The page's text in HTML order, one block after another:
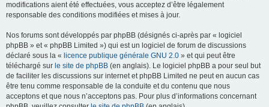
modifications aient été effectuées, vous acceptez d’être légalement
responsable des conditions modifiées et mises à jour.
Nos forums sont développés par phpBB (désignés ci-après par « logiciel
phpBB » et « phpBB Limited ») qui est un logiciel de forum de discussions
déclaré sous la « licence publique générale GNU 2.0 » et qui peut être
téléchargé sur le site de phpBB (en anglais). Le logiciel phpBB a pour seul but
de faciliter les discussions sur internet et phpBB Limited ne peut en aucun cas
être tenu comme responsable de la conduite et du contenu que nous
acceptons et que nous n’acceptons pas. Pour plus d’informations concernant